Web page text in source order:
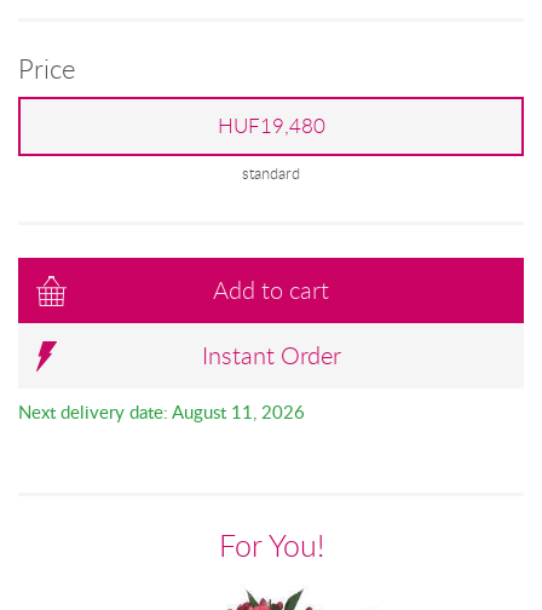
Price
HUF19,480
standard
Add to cart
Instant Order
Next delivery date: August 11, 2026
For You!